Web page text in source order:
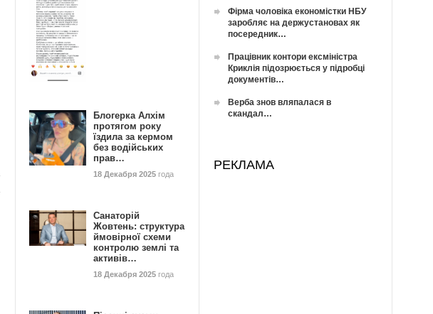
Блогерка Алхім
протягом року
їздила за кермом
без водійських
прав…
18 Декабря 2025 года
Санаторій
Жовтень: структура
ймовірної схеми
контролю землі та
активів…
18 Декабря 2025 года
Фірма чоловіка економістки НБУ
заробляє на держустановах як
посередник…
Працівник контори ексміністра
Криклія підозрюється у підробці
документів…
Верба знов вляпалася в
скандал…
РЕКЛАМА